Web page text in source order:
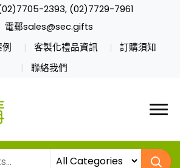
2393, (02)7729-7961
電郵sales@sec.gifts
客製化禮品資訊
訂購須知
聯絡我們